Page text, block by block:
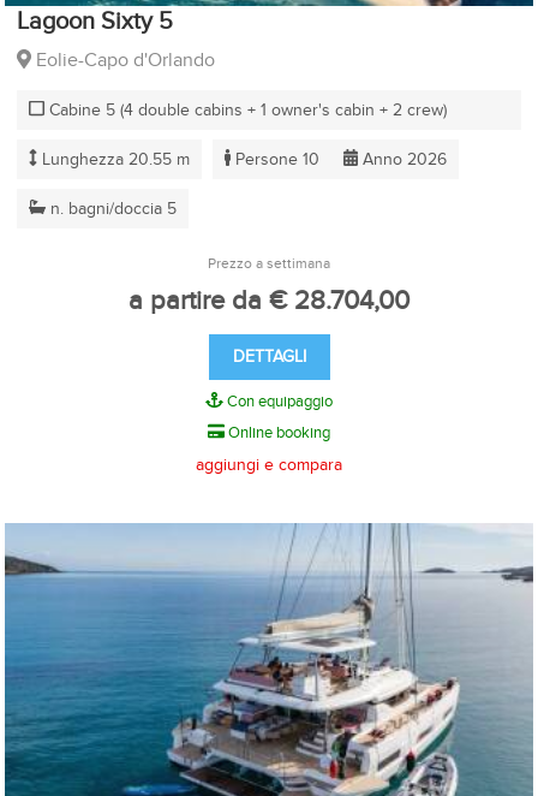
Lagoon Sixty 5
Eolie-Capo d'Orlando
Cabine 5 (4 double cabins + 1 owner's cabin + 2 crew)
Lunghezza 20.55 m Persone 10 Anno 2026
n. bagni/doccia 5
Prezzo a settimana
a partire da € 28.704,00
DETTAGLI
Con equipaggio
Online booking
aggiungi e compara